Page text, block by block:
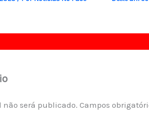
não será publicado. Campos